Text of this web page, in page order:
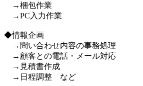
→梱包作業
→PC入力作業
◆情報企画
→問い合わせ内容の事務処理
→顧客との電話・メール対応
→見積書作成
→日程調整 など